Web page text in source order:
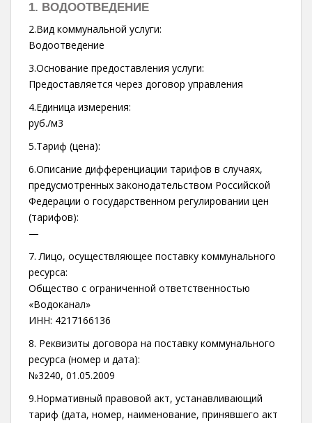
1. ВОДООТВЕДЕНИЕ
2.Вид коммунальной услуги:
Водоотведение
3.Основание предоставления услуги:
Предоставляется через договор управления
4.Единица измерения:
руб./м3
5.Тариф (цена):
6.Описание дифференциации тарифов в случаях,
предусмотренных законодательством Российской
Федерации о государственном регулировании цен
(тарифов):
—
7. Лицо, осуществляющее поставку коммунального
ресурса:
Общество с ограниченной ответственностью
«Водоканал»
ИНН: 4217166136
8. Реквизиты договора на поставку коммунального
ресурса (номер и дата):
№3240, 01.05.2009
9.Нормативный правовой акт, устанавливающий
тариф (дата, номер, наименование, принявшего акт